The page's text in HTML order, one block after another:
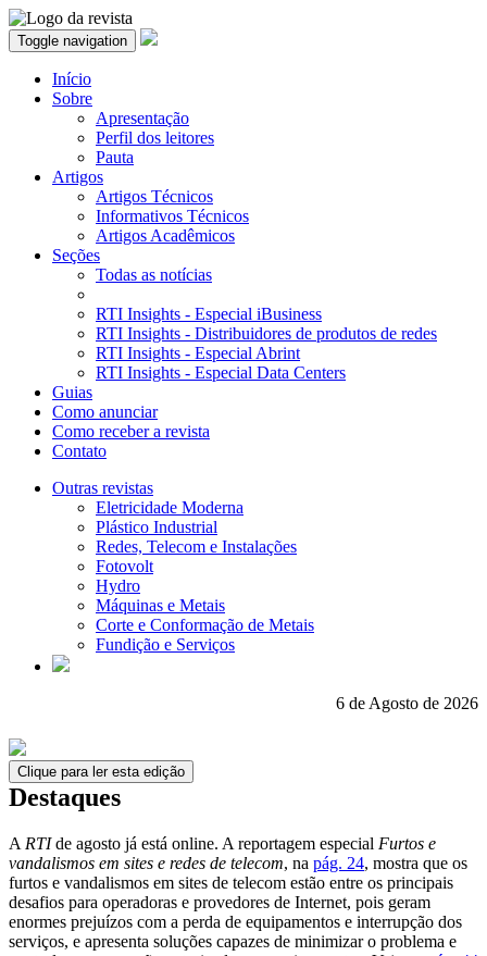
Toggle navigation
Início
Sobre
Apresentação
Perfil dos leitores
Pauta
Artigos
Artigos Técnicos
Informativos Técnicos
Artigos Acadêmicos
Seções
Todas as notícias
RTI Insights - Especial iBusiness
RTI Insights - Distribuidores de produtos de redes
RTI Insights - Especial Abrint
RTI Insights - Especial Data Centers
Guias
Como anunciar
Como receber a revista
Contato
Outras revistas
Eletricidade Moderna
Plástico Industrial
Redes, Telecom e Instalações
Fotovolt
Hydro
Máquinas e Metais
Corte e Conformação de Metais
Fundição e Serviços
6 de Agosto de 2026
Clique para ler esta edição
Destaques
A RTIde agosto já está online. A reportagem especial Furtos e
vandalismos em sites e redes de telecom, na pág. 24, mostra que os
furtos e vandalismos em sites de telecom estão entre os principais
desafios para operadoras e provedores de Internet, pois geram
enormes prejuízos com a perda de equipamentos e interrupção dos
serviços, e apresenta soluções capazes de minimizar o problema e